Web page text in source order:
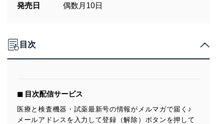
発売日 偶数月10日
目次
◼︎ 目次配信サービス
医療と検査機器・試薬最新号の情報がメルマガで届く♪
メールアドレスを入力して登録（解除）ボタンを押して